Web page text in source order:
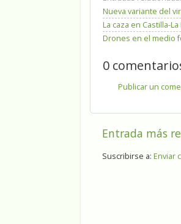
Nueva variante del
La caza en Castilla-
Drones en el medio
0
Publicar un
Entrada más
Suscribirse a: Enviar